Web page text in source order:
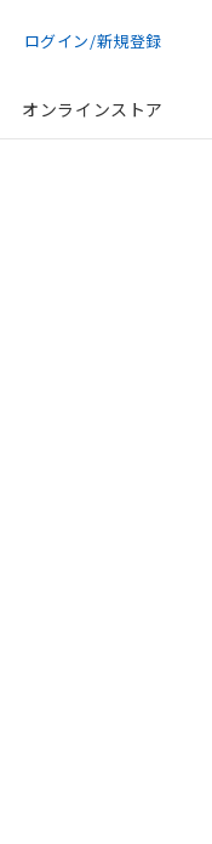
ログイン/新規登録
オンラインストア